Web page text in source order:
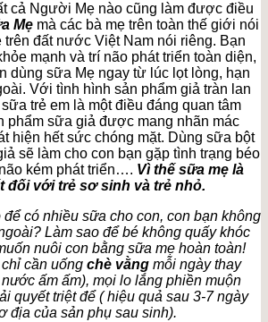
cả Người Mẹ nào cũng làm được điều
Mẹ mà các bà mẹ trên toàn thế giới nói
trên đất nước Việt Nam nói riêng. Bạn
mạnh và trí não phát triển toàn diện,
dùng sữa Mẹ ngay từ lúc lọt lòng, hạn
Với tình hình sản phẩm giả tràn lan
trẻ em là một điều đáng quan tâm
phẩm sữa giả được mang nhãn mác
hiện hết sức chóng mặt. Dùng sữa bột
sẽ làm cho con bạn gặp tình trạng béo
kém phát triển…. Vì thế sữa mẹ là
đối với trẻ sơ sinh và trẻ nhỏ.
có nhiều sữa cho con, con bạn không
Làm sao để bé không quấy khóc
nuôi con bằng sữa mẹ hoàn toàn!
cần uống chè vằng mỗi ngày thay
ấm ấm), mọi lo lắng phiền muộn
quyết triệt để ( hiệu quả sau 3-7 ngày
địa của sản phụ sau sinh).